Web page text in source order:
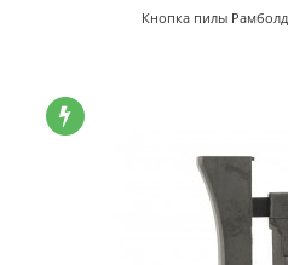
Кнопка пилы